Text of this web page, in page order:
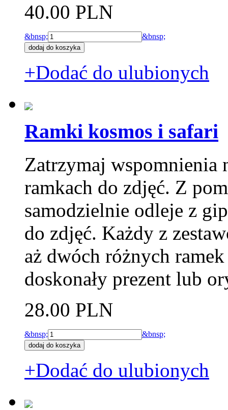
40.00 PLN
&bnsp; &bnsp;
+Dodać do ulubionych
Ramki kosmos i safari
Zatrzymaj wspomnienia
ramkach do zdjęć. Z
samodzielnie odleje z
do zdjęć. Każdy z
aż dwóch różnych
doskonały prezent lub
28.00 PLN
&bnsp; &bnsp;
+Dodać do ulubionych